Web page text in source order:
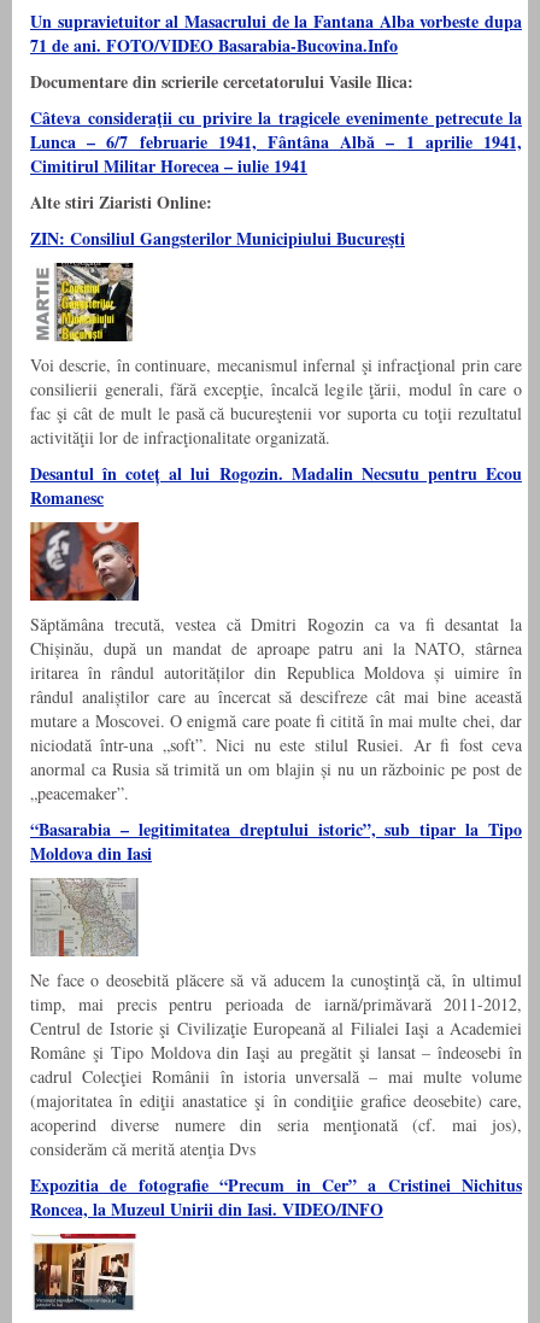
Un supravietuitor al Masacrului de la Fantana Alba vorbeste dupa
71 de ani. FOTO/VIDEO Basarabia-Bucovina.Info
Documentare din scrierile cercetatorului Vasile Ilica:
Câteva consideraţii cu privire la tragicele evenimente petrecute la
Lunca – 6/7 februarie 1941, Fântâna Albă – 1 aprilie 1941,
Cimitirul Militar Horecea – iulie 1941
Alte stiri Ziaristi Online:
ZIN: Consiliul Gangsterilor Municipiului Bucureşti
Voi descrie, în continuare, mecanismul infernal şi infracţional prin care
consilierii generali, fără excepţie, încalcă legile ţării, modul în care o
fac şi cât de mult le pasă că bucureştenii vor suporta cu toţii rezultatul
activităţii lor de infracţionalitate organizată.
Desantul în coteț al lui Rogozin. Madalin Necsutu pentru Ecou
Romanesc
Săptămâna trecută, vestea că Dmitri Rogozin ca va fi desantat la
Chișinău, după un mandat de aproape patru ani la NATO, stârnea
iritarea în rândul autorităților din Republica Moldova și uimire în
rândul analiștilor care au încercat să descifreze cât mai bine această
mutare a Moscovei. O enigmă care poate fi citită în mai multe chei, dar
niciodată într-una „soft”. Nici nu este stilul Rusiei. Ar fi fost ceva
anormal ca Rusia să trimită un om blajin și nu un războinic pe post de
„peacemaker”.
“Basarabia – legitimitatea dreptului istoric”, sub tipar la Tipo
Moldova din Iasi
Ne face o deosebită plăcere să vă aducem la cunoştinţă că, în ultimul
timp, mai precis pentru perioada de iarnă/primăvară 2011-2012,
Centrul de Istorie şi Civilizaţie Europeană al Filialei Iaşi a Academiei
Române şi Tipo Moldova din Iaşi au pregătit şi lansat – îndeosebi în
cadrul Colecţiei Românii în istoria unversală – mai multe volume
(majoritatea în ediţii anastatice şi în condiţiie grafice deosebite) care,
acoperind diverse numere din seria menţionată (cf. mai jos),
considerăm că merită atenţia Dvs
Expozitia de fotografie “Precum in Cer” a Cristinei Nichitus
Roncea, la Muzeul Unirii din Iasi. VIDEO/INFO